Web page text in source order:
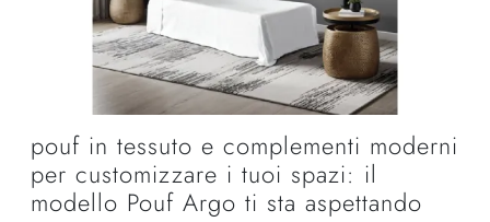
pouf in tessuto e complementi moderni
per customizzare i tuoi spazi: il
modello Pouf Argo ti sta aspettando